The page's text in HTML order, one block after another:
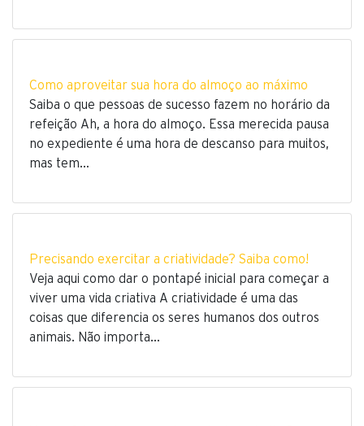
Como aproveitar sua hora do almoço ao máximo
Saiba o que pessoas de sucesso fazem no horário da
refeição Ah, a hora do almoço. Essa merecida pausa
no expediente é uma hora de descanso para muitos,
mas tem…
Precisando exercitar a criatividade? Saiba como!
Veja aqui como dar o pontapé inicial para começar a
viver uma vida criativa A criatividade é uma das
coisas que diferencia os seres humanos dos outros
animais. Não importa…